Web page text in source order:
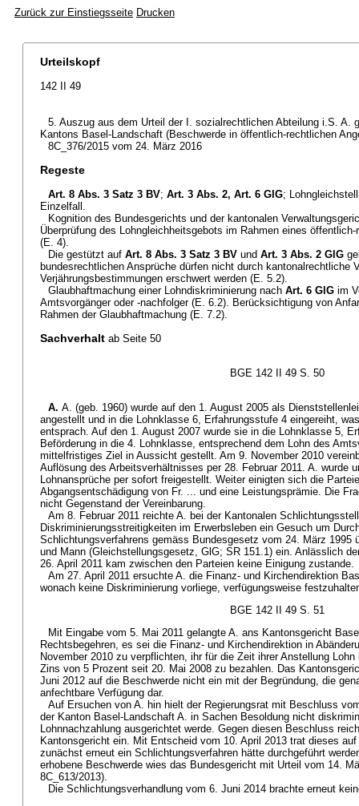
Zurück zur Einstiegsseite Drucken
Urteilskopf
142 II 49
5. Auszug aus dem Urteil der I. sozialrechtlichen Abteilung i.S. A.
Kantons Basel-Landschaft (Beschwerde in öffentlich-rechtlichen
8C_376/2015 vom 24. März 2016
Regeste
Art. 8 Abs. 3 Satz 3 BV; Art. 3 Abs. 2, Art. 6 GlG;
Einzelfall.
Kognition des Bundesgerichts und der kantonalen
Überprüfung des Lohngleichheitsgebots im Rahmen eines
(E. 4).
Die gestützt auf Art. 8 Abs. 3 Satz 3 BV und Art. 3 Abs. 2 GlG
bundesrechtlichen Ansprüche dürfen nicht durch kantonalrechtliche
Verjährungsbestimmungen erschwert werden (E. 5.2).
Glaubhaftmachung einer Lohndiskriminierung nach Art. 6 GlG im
Amtsvorgänger oder -nachfolger (E. 6.2). Berücksichtigung von
Rahmen der Glaubhaftmachung (E. 7.2).
Sachverhalt ab Seite 50
BGE 142 II 49 S. 50
A. A. (geb. 1960) wurde auf den 1. August 2005 als
angestellt und in die Lohnklasse 6, Erfahrungsstufe 4 eingereiht,
entsprach. Auf den 1. August 2007 wurde sie in die Lohnklasse 5,
Beförderung in die 4. Lohnklasse, entsprechend dem Lohn des
mittelfristiges Ziel in Aussicht gestellt. Am 9. November 2010
Auflösung des Arbeitsverhältnisses per 28. Februar 2011. A. wurde
Lohnansprüche per sofort freigestellt. Weiter einigten sich die
Abgangsentschädigung von Fr. ... und eine Leistungsprämie. Die
nicht Gegenstand der Vereinbarung.
Am 8. Februar 2011 reichte A. bei der Kantonalen
Diskriminierungsstreitigkeiten im Erwerbsleben ein Gesuch um
Schlichtungsverfahrens gemäss Bundesgesetz vom 24. März 1995
und Mann (Gleichstellungsgesetz, GlG; SR 151.1) ein. Anlässlich
26. April 2011 kam zwischen den Parteien keine Einigung zustande.
Am 27. April 2011 ersuchte A. die Finanz- und Kirchendirektion
wonach keine Diskriminierung vorliege, verfügungsweise
BGE 142 II 49 S. 51
Mit Eingabe vom 5. Mai 2011 gelangte A. ans Kantonsgericht
Rechtsbegehren, es sei die Finanz- und Kirchendirektion in
November 2010 zu verpflichten, ihr für die Zeit ihrer Anstellung
Zins von 5 Prozent seit 20. Mai 2008 zu bezahlen. Das
Juni 2012 auf die Beschwerde nicht ein mit der Begründung, die
anfechtbare Verfügung dar.
Auf Ersuchen von A. hin hielt der Regierungsrat mit Beschluss
der Kanton Basel-Landschaft A. in Sachen Besoldung nicht
Lohnnachzahlung ausgerichtet werde. Gegen diesen Beschluss
Kantonsgericht ein. Mit Entscheid vom 10. April 2013 trat dieses
zunächst erneut ein Schlichtungsverfahren hätte durchgeführt
erhobene Beschwerde wies das Bundesgericht mit Urteil vom 14.
8C_613/2013).
Die Schlichtungsverhandlung vom 6. Juni 2014 brachte erneut